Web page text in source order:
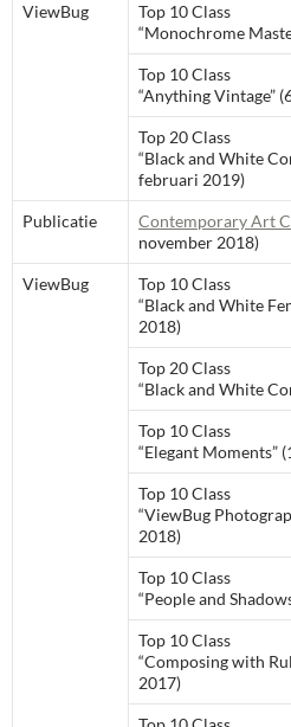
ViewBug
Top 10 Class
“Monochrome
Top 10 Class
“Anything Vintage”
Top 20 Class
“Black and White
februari 2019)
Publicatie Contemporary Art
november 2018)
ViewBug
Top 10 Class
“Black and White
2018)
Top 20 Class
“Black and White
Top 10 Class
“Elegant Moments”
Top 10 Class
“ViewBug
2018)
Top 10 Class
“People and
Top 10 Class
“Composing with
2017)